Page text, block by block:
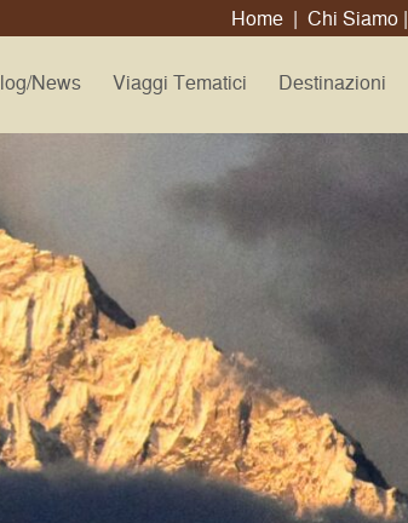
Home| Chi Siamo|
News Viaggi Tematici Destinazioni